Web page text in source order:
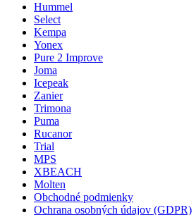
Hummel
Select
Kempa
Yonex
Pure 2 Improve
Joma
Icepeak
Zanier
Trimona
Puma
Rucanor
Trial
MPS
XBEACH
Molten
Obchodné podmienky
Ochrana osobných údajov (GDPR)